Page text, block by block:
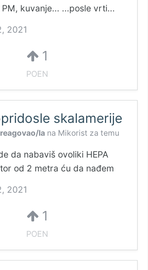
kuvanje... ...posle vrti...
2021
1
POEN
skalamerije
la na Mikorist za temu
da nabaviš ovoliki HEPA
od 2 metra ću da nađem
2021
1
POEN